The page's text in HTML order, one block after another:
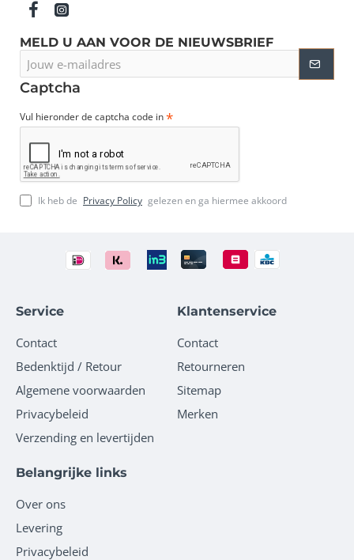
MELD U AAN VOOR DE NIEUWSBRIEF
e-
mailadres
Captcha
Vul hieronder de captcha code in
Ik heb de Privacy Policy gelezen en ga hiermee akkoord
Service
Contact
Bedenktijd / Retour
Algemene voorwaarden
Privacybeleid
Verzending en levertijden
Klantenservice
Contact
Retourneren
Sitemap
Merken
Belangrijke links
Over ons
Levering
Privacybeleid